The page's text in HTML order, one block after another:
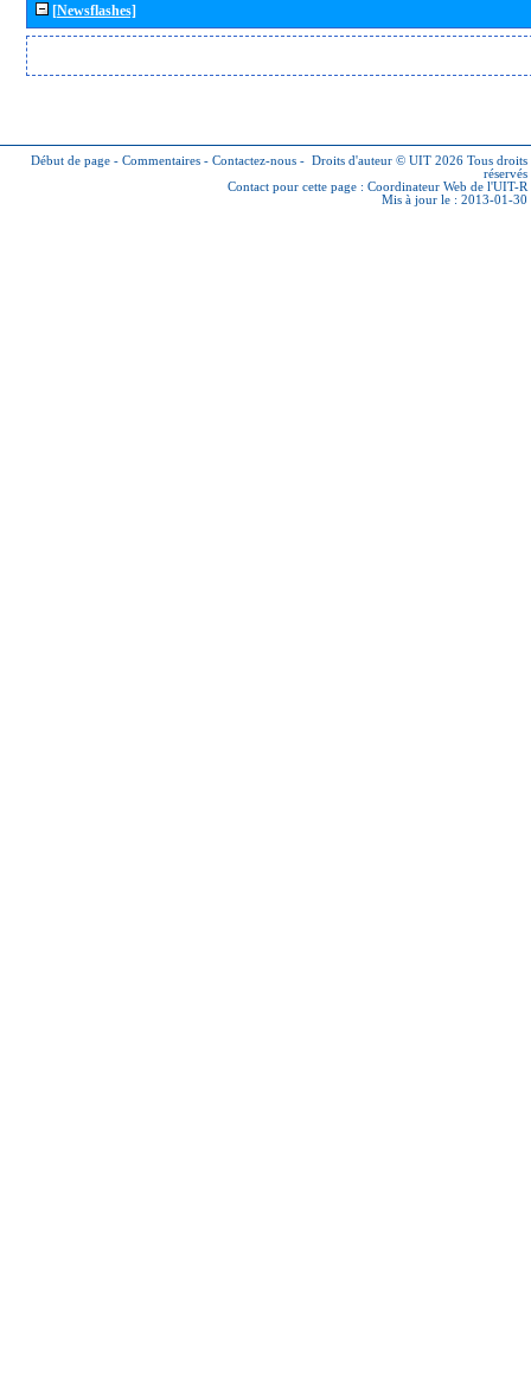
[Newsflashes]
Début de page - Commentaires - Contactez-nous - Droits d'auteur © UIT 2026 Tous droits
réservés
Contact pour cette page : Coordinateur Web de l'UIT-R
Mis à jour le : 2013-01-30